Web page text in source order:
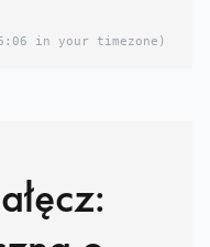
in your timezone)